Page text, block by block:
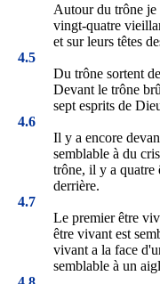
Autour du trône je
vingt-quatre
et sur leurs têtes
4.5
Du trône sortent
Devant le trône
sept esprits de
4.6
Il y a encore
semblable à du
trône, il y a quatre
derrière.
4.7
Le premier être
être vivant est
vivant a la face
semblable à un